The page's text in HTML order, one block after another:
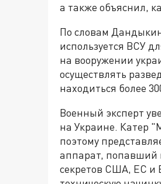
а также объяснил,
По словам
используется ВСУ
на вооружении
осуществлять
находиться более
Военный эксперт
на Украине. Катер
поэтому
аппарат, попавший
секретов США, ЕС и